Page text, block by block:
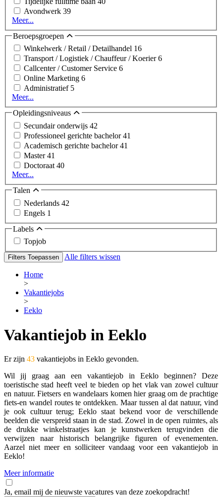
Avondwerk 39
Meer...
Beroepsgroepen
Winkelwerk / Retail / Detailhandel 16
Transport / Logistiek / Chauffeur / Koerier6
Callcenter / Customer Service 6
Online Marketing 6
Administratief 5
Meer...
Opleidingsniveaus
Secundair onderwijs 42
Professioneel gerichte bachelor41
Academisch gerichte bachelor41
Master41
Doctoraat 40
Meer...
Talen
Nederlands 42
Engels 1
Labels
Topjob
Filters Toepassen Alle filters wissen
Home
>
Vakantiejobs
>
Eeklo
Vakantiejob in Eeklo
Er zijn 43 vakantiejobs in Eeklo gevonden.
Wil jij graag aan een vakantiejob in Eeklo beginnen? Deze
toeristische stad heeft veel te bieden op het vlak van zowel cultuur
en natuur. Fietsers en wandelaars komen hier graag om de prachtige
fiets-en wandel routes te ontdekken. Maar tussen al dat natuur, vind
je ook cultuur terug; Eeklo staat bekend voor de verschillende
beelden die verspreid staan in de stad. Zowel in de open ruimtes, als
de drukke winkelstraatjes kan je kunstwerken terugvinden die
verwijzen naar historisch belangrijke figuren of evenementen.
Aarzel niet meer en solliciteer vandaag voor een vakantiejob in
Eeklo!
Meer informatie
Ja, email mij de nieuwste vacatures van deze zoekopdracht!